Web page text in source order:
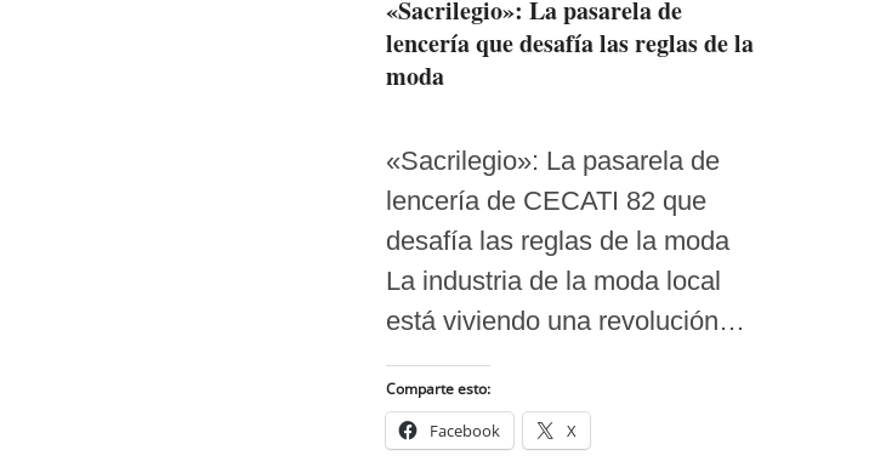
«Sacrilegio»: La pasarela de
lencería que desafía las reglas de la
moda
«Sacrilegio»: La pasarela de
lencería de CECATI 82 que
desafía las reglas de la moda
La industria de la moda local
está viviendo una revolución…
Comparte esto:
Facebook X